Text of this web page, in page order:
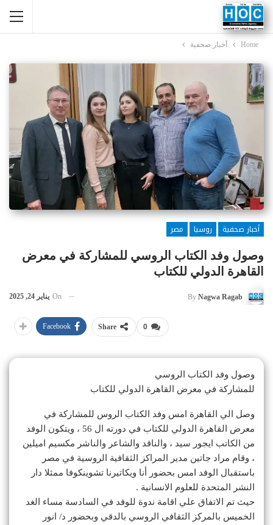
Home أخبار صحفية
أخبار صحفية روسيا
مصر
وصول وفد الكتاب الروسي للمشاركة في معرض
القاهرة الدولي للكتاب
By Nagwa Ragab
On يناير 24, 2025
0
Share
Facebook
وصول وفد الكتاب الروسي
للمشاركة في معرض القاهرة الدولي للكتاب
وصل الي القاهرة امس وفد الكتاب الروس للمشاركة في
معرض القاهرة الدولي للكتاب في دورته ال 56 ، ويتكون الوفد
من الكاتب ايجور سيد ، والناقد والشاعر والناشر مكسيم اميلين
، وقام مراد جاتين مدير المراكز الثقافية الروسية في مصر
باستقبال الوفد امس بحضور أنا ويكاتيرنا تشوينكوفا ممثلا دار
النشر المتحدة للعلوم الانسانية .
حيث تم الاتفاق علي اقامة ندوة للوفد في السادسة مساء الغد
الخميس بالمركز الثقافي الروسي بالدقي وبحضور د/ انور